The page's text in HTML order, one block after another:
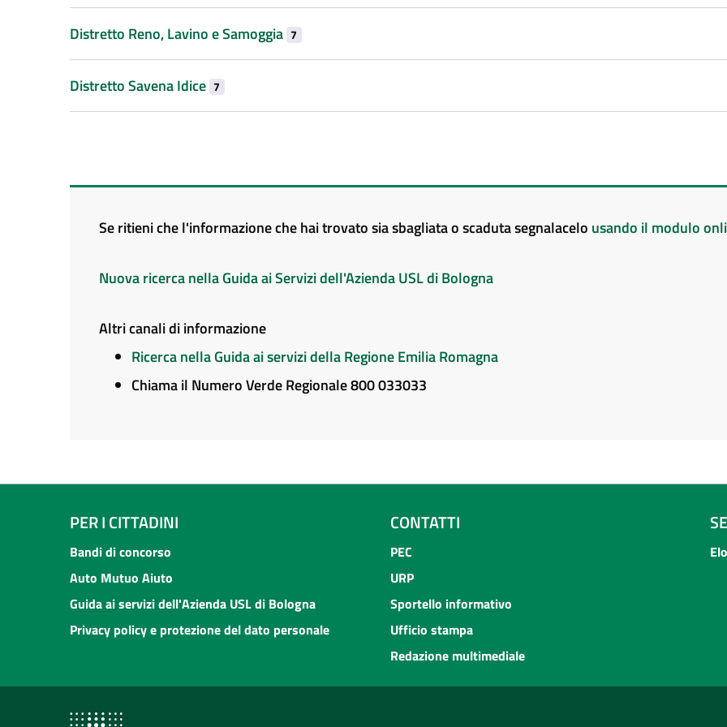
Distretto Reno, Lavino e Samoggia 7
Distretto Savena Idice 7
Se ritieni che l'informazione che hai trovato sia sbagliata o scaduta segnalacelo usando il modulo
Nuova ricerca nella Guida ai Servizi dell'Azienda USL di Bologna
Altri canali di informazione
Ricerca nella Guida ai servizi della Regione Emilia Romagna
Chiama il Numero Verde Regionale 800 033033
PER I CITTADINI
Bandi di concorso
Auto Mutuo Aiuto
Guida ai servizi dell'Azienda USL di Bologna
Privacy policy e protezione del dato personale
CONTATTI
PEC
URP
Sportello informativo
Ufficio stampa
Redazione multimediale